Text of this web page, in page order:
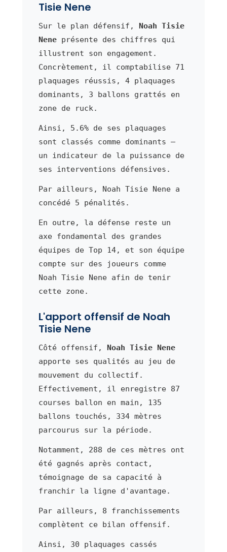
Tisie Nene
Sur le plan défensif, Noah Tisie
Neneprésente des chiffres qui
illustrent son engagement.
Concrètement, il comptabilise 71
plaquages réussis, 4 plaquages
dominants, 3 ballons grattés en
zone de ruck.
Ainsi, 5.6% de ses plaquages
sont classés comme dominants —
un indicateur de la puissance de
ses interventions défensives.
Par ailleurs, Noah Tisie Nene a
concédé 5 pénalités.
En outre, la défense reste un
axe fondamental des grandes
équipes de Top 14, et son équipe
compte sur des joueurs comme
Noah Tisie Nene afin de tenir
cette zone.
L'apport offensif de Noah
Tisie Nene
Côté offensif, Noah Tisie Nene
apporte ses qualités au jeu de
mouvement du collectif.
Effectivement, il enregistre 87
courses ballon en main, 135
ballons touchés, 334 mètres
parcourus sur la période.
Notamment, 288 de ces mètres ont
été gagnés après contact,
témoignage de sa capacité à
franchir la ligne d'avantage.
Par ailleurs, 8 franchissements
complètent ce bilan offensif.
Ainsi, 30 plaquages cassés